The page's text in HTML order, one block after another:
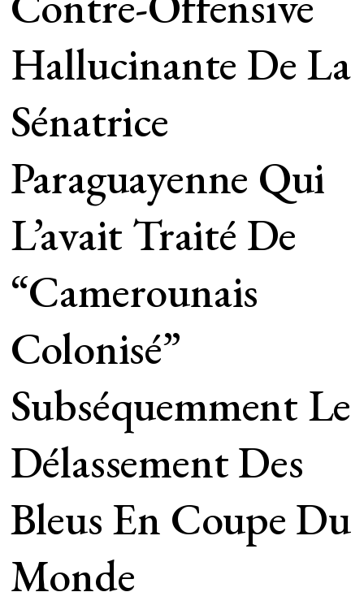
Hallucinante De La
Sénatrice
Paraguayenne Qui
L’avait Traité De
“Camerounais
Colonisé”
Subséquemment Le
Délassement Des
Bleus En Coupe Du
Monde